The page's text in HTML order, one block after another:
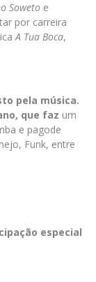
Soweto e
por carreira
A Tua Boca,
pela música.
que faz um
e pagode
Funk, entre
especial